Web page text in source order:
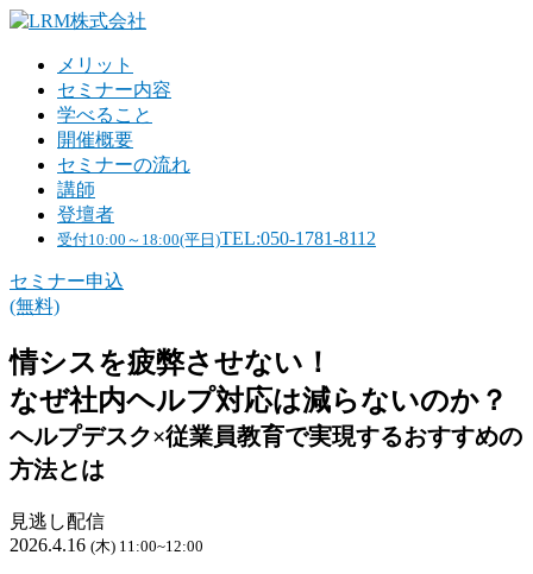
メリット
セミナー内容
学べること
開催概要
セミナーの流れ
講師
登壇者
受付10:00～18:00(平日)TEL:050-1781-8112
セミナー申込
(無料)
情シスを疲弊させない！
なぜ社内ヘルプ対応は減らないのか？
ヘルプデスク×従業員教育で実現するおすすめの
方法とは
見逃し配信
2026.4.16 (木) 11:00~12:00